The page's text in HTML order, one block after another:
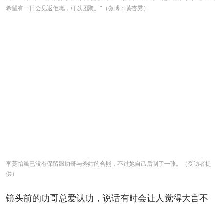
希望有一日会见返佢哋，可以团聚。”（微博：黄杏秀）
李茏怡虽已没有保留跟叻哥与秀姑的合照，不过她自己后制了一张。（受访者提
供）
镜头前的叻哥总爱认叻，说话有时会让人觉得大言不